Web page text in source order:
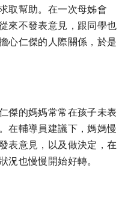
取幫助。在一次母姊會
來不發表意見，跟同學也
心仁傑的人際關係，於是
傑的媽媽常常在孩子未表
在輔導員建議下，媽媽慢
表意見，以及做決定，在
況也慢慢開始好轉。